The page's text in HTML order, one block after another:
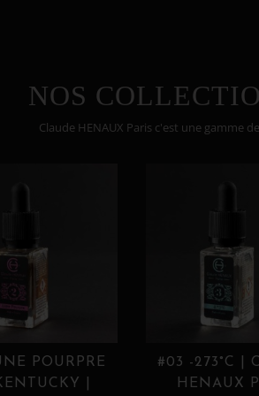
NOS
Claude HENAUX Paris c'est une gamme
POURPRE
|
#03 -273°C |
HENAUX